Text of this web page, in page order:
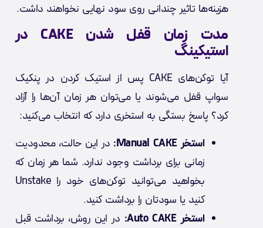
هزینه‌ها تاثیر چندانی روی سود نهایی نخواهند داشت.
مدت زمان قفل شدن CAKE در
استیکینگ
آیا توکن‌های CAKE پس از استیک کردن در پنکیک
سواپ قفل می‌شوند یا می‌توان هر زمان آن‌ها را آزاد
کرد؟ پاسخ بستگی به استخری دارد که انتخاب می‌کنید:
استخر Manual CAKE:
در این حالت، محدودیت
زمانی برای برداشت وجود ندارد. شما هر زمان که
بخواهید می‌توانید توکن‌های خود را Unstake
کنید یا سودتان را برداشت کنید.
استخر Auto CAKE:
در این روش، برداشت قبل